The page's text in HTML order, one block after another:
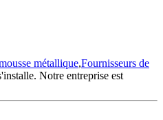
métallique,Fournisseurs de
Notre entreprise est